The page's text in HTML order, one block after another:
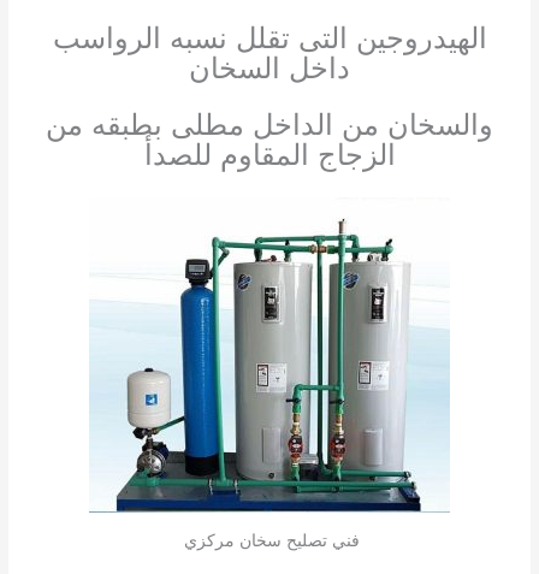
الهيدروجين التى تقلل نسبه الرواسب
داخل السخان
والسخان من الداخل مطلى بطبقه من
الزجاج المقاوم للصدأ
فني تصليح سخان مركزي